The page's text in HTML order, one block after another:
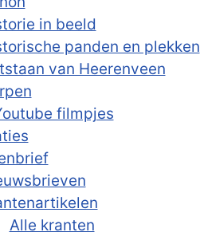
in beeld
panden en plekken
van Heerenveen
filmpjes
Alle kranten